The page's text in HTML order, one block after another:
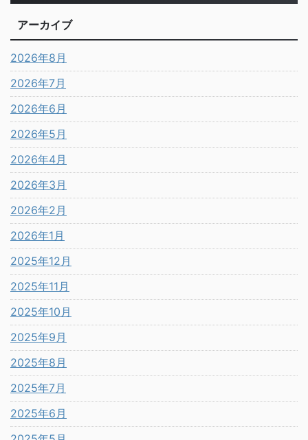
アーカイブ
2026年8月
2026年7月
2026年6月
2026年5月
2026年4月
2026年3月
2026年2月
2026年1月
2025年12月
2025年11月
2025年10月
2025年9月
2025年8月
2025年7月
2025年6月